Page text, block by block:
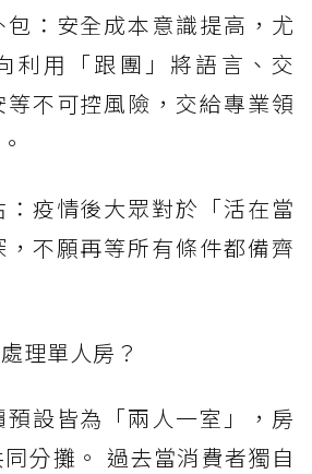
包：安全成本意識提高，尤
利用「跟團」將語言、交
不可控風險，交給專業領
：疫情後大眾對於「活在當
不願再等所有條件都備齊
理單人房？
設皆為「兩人一室」，房
分攤。 過去當消費者獨自